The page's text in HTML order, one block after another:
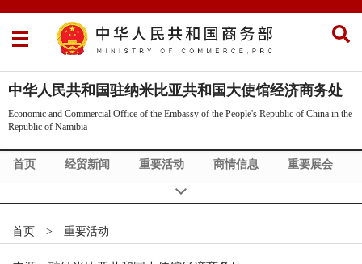
中华人民共和国驻纳米比亚共和国大使馆经济商务处
Economic and Commercial Office of the Embassy of the People's Republic of China in the
Republic of Namibia
首页 经贸新闻 重要活动 商情信息 重要展会
首页 > 重要活动